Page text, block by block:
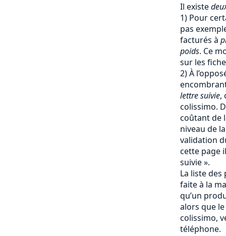
Il existe
1) Pour
pas
facturés à
poids. Ce
sur les
2) À
lettre suivie,
colissimo.
coûtant de
niveau de
validation
cette page
suivie ».
La liste
faite à la
qu’un
alors que
colissimo,
téléphone.